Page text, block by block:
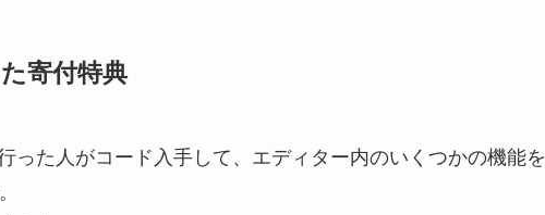
寄付特典
った人がコード入手して、エディター内のいくつかの機能を